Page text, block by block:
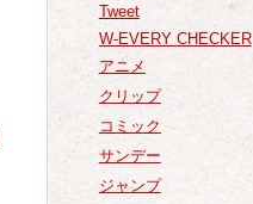
Tweet
W-EVERY CHECKER
アニメ
クリップ
コミック
サンデー
ジャンプ